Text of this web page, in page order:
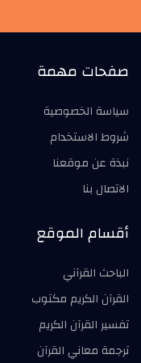
صفحات مهمة
سياسة الخصوصية
شروط الاستخدام
نبذة عن موقعنا
الاتصال بنا
أقسام الموقع
الباحث القرآني
القرآن الكريم مكتوب
تفسير القرآن الكريم
ترجمة معاني القرآن